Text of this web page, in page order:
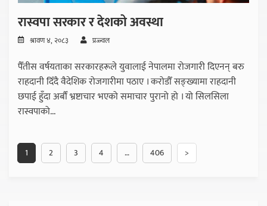
रास्वपा सरकार र देशको अवस्था
श्रावण ४, २०८३ प्रज्ज्वल
पैँतीस वर्षयताका सरकारहरूले युवालाई नेपालमा रोजगारी दिएनन् बरु
राहदानी दिँदै वैदेशिक रोजगारीमा पठाए । करोडौँ सङ्ख्यामा राहदानी
छपाई हुँदा अर्बौँ भ्रष्टाचार भएको समाचार पुरानो हो । यो सिलसिला
रास्वपाको...
1 2 3 4 … 406 >